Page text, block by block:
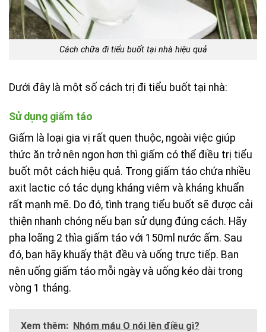
Cách chữa đi tiểu buốt tại nhà hiệu quả
Dưới đây là một số cách trị đi tiểu buốt tại nhà:
Sử dụng giấm táo
Giấm là loại gia vị rất quen thuộc, ngoài việc giúp
thức ăn trở nên ngon hơn thì giấm có thể điều trị tiểu
buốt một cách hiệu quả. Trong giấm táo chứa nhiều
axit lactic có tác dụng kháng viêm và kháng khuẩn
rất mạnh mẽ. Do đó, tình trạng tiểu buốt sẽ được cải
thiện nhanh chóng nếu bạn sử dụng đúng cách. Hãy
pha loãng 2 thìa giấm táo với 150ml nước ấm. Sau
đó, bạn hãy khuấy thật đều và uống trực tiếp. Bạn
nên uống giấm táo mỗi ngày và uống kéo dài trong
vòng 1 tháng.
Xem thêm: Nhóm máu O nói lên điều gì?